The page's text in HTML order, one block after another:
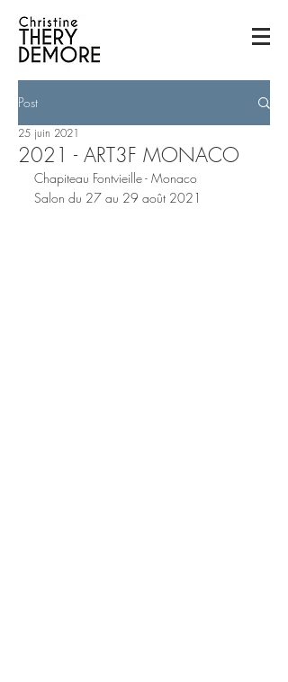
Post
2021 - ART3F MONACO
25 juin 2021
Chapiteau Fontvieille - Monaco
Salon du 27 au 29 août 2021